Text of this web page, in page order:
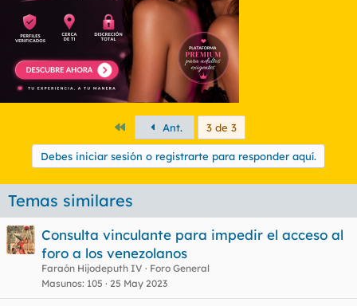
PrimeroAnt. 3 de 3
Debes iniciar sesión o registrarte para responder aquí.
Temas similares
Consulta vinculante para impedir el acceso al
foro a los venezolanos
Faraón Hijodeputh IV
Foro General
Masunos 105 25 May 2023